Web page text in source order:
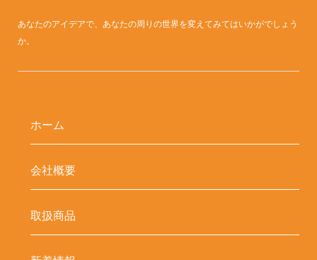
あなたのアイデアで、あなたの周りの世界を変えてみてはいかがでしょう
か。
ホーム
会社概要
取扱商品